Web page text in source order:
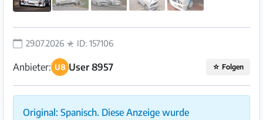
29.07.2026 ID: 157106
Anbieter: U8 User 8957 ☆ Folgen
Original: Spanisch. Diese Anzeige wurde